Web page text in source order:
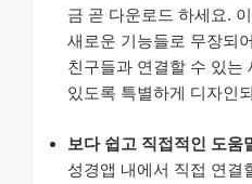
금 곧 다운로드 하세요.
새로운 기능들로 무장되
친구들과 연결할 수 있는
있도록 특별하게 디자인
보다 쉽고 직접적인 도움
성경앱 내에서 직접 연결